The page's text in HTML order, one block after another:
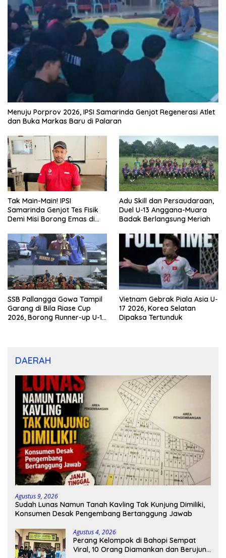
Menuju Porprov 2026, IPSI Samarinda Genjot Regenerasi Atlet
dan Buka Markas Baru di Palaran
Tak Main-Main! IPSI
Samarinda Genjot Tes Fisik
Demi Misi Borong Emas di
Adu Skill dan Persaudaraan,
Duel U-13 Anggana-Muara
Badak Berlangsung Meriah
SSB Pallangga Gowa Tampil
Garang di Bila Riase Cup
2026, Borong Runner-up U-10
Vietnam Gebrak Piala Asia U-
17 2026, Korea Selatan
Dipaksa Tertunduk
DAERAH
Agustus 9, 2026
Sudah Lunas Namun Tanah Kavling Tak Kunjung Dimiliki,
Konsumen Desak Pengembang Bertanggung Jawab
Agustus 4, 2026
Perang Kelompok di Bahopi Sempat
Viral, 10 Orang Diamankan dan Berujung